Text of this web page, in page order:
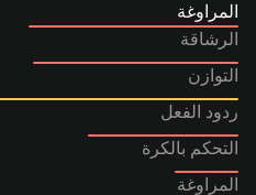
المراوغة
الرشاقة
التوازن
ردود الفعل
التحكم بالكرة
المراوغة